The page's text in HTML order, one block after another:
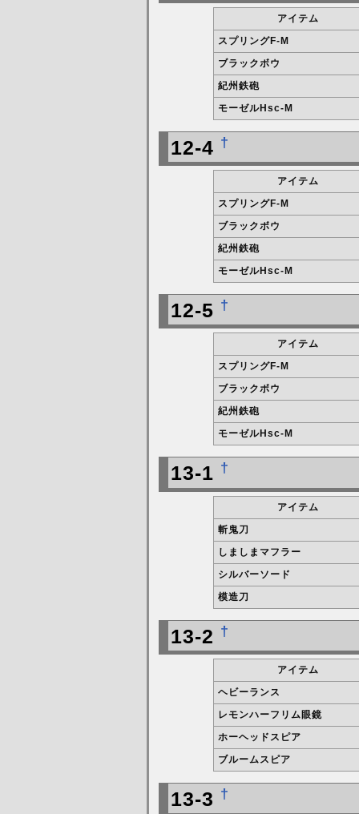
アイテム
スプリングF-M
ブラックボウ
紀州鉄砲
モーゼルHsc-M
12-4 †
アイテム
スプリングF-M
ブラックボウ
紀州鉄砲
モーゼルHsc-M
12-5 †
アイテム
スプリングF-M
ブラックボウ
紀州鉄砲
モーゼルHsc-M
13-1 †
アイテム
斬鬼刀
しましまマフラー
シルバーソード
模造刀
13-2 †
アイテム
ヘビーランス
レモンハーフリム眼鏡
ホーヘッドスピア
ブルームスピア
13-3 †